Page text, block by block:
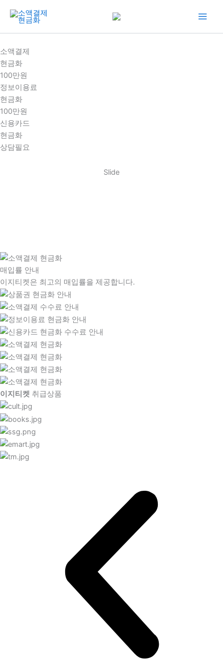
건
너
뛰
기
소액결제
현금화
100만원
정보이용료
현금화
100만원
신용카드
현금화
상담필요
Slide
매입률 안내
이지티켓은 최고의 매입률을 제공합니다.
이지티켓 취급상품